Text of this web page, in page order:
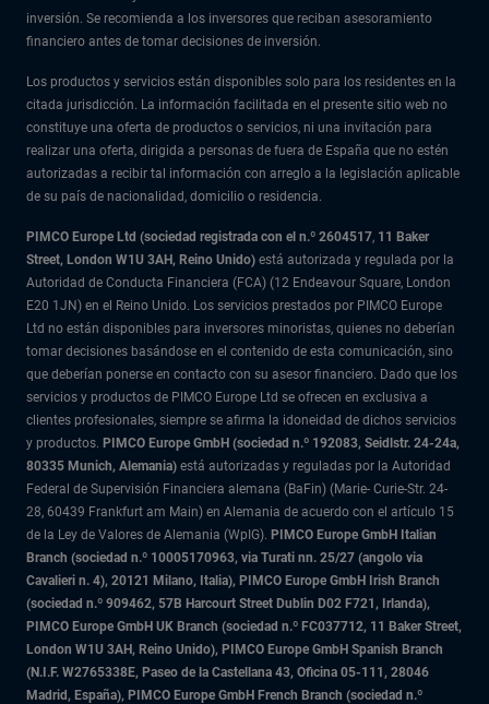
inversión. Se recomienda a los inversores que reciban asesoramiento
financiero antes de tomar decisiones de inversión.
Los productos y servicios están disponibles solo para los residentes en la
citada jurisdicción. La información facilitada en el presente sitio web no
constituye una oferta de productos o servicios, ni una invitación para
realizar una oferta, dirigida a personas de fuera de España que no estén
autorizadas a recibir tal información con arreglo a la legislación aplicable
de su país de nacionalidad, domicilio o residencia.
PIMCO Europe Ltd (sociedad registrada con el n.º 2604517, 11 Baker
Street, London W1U 3AH, Reino Unido) está autorizada y regulada por la
Autoridad de Conducta Financiera (FCA) (12 Endeavour Square, London
E20 1JN) en el Reino Unido. Los servicios prestados por PIMCO Europe
Ltd no están disponibles para inversores minoristas, quienes no deberían
tomar decisiones basándose en el contenido de esta comunicación, sino
que deberían ponerse en contacto con su asesor financiero. Dado que los
servicios y productos de PIMCO Europe Ltd se ofrecen en exclusiva a
clientes profesionales, siempre se afirma la idoneidad de dichos servicios
y productos. PIMCO Europe GmbH (sociedad n.º 192083, Seidlstr. 24-24a,
80335 Munich, Alemania) está autorizadas y reguladas por la Autoridad
Federal de Supervisión Financiera alemana (BaFin) (Marie- Curie-Str. 24-
28, 60439 Frankfurt am Main) en Alemania de acuerdo con el artículo 15
de la Ley de Valores de Alemania (WpIG). PIMCO Europe GmbH Italian
Branch (sociedad n.º 10005170963, via Turati nn. 25/27 (angolo via
Cavalieri n. 4), 20121 Milano, Italia), PIMCO Europe GmbH Irish Branch
(sociedad n.º 909462, 57B Harcourt Street Dublin D02 F721, Irlanda),
PIMCO Europe GmbH UK Branch (sociedad n.º FC037712, 11 Baker Street,
London W1U 3AH, Reino Unido), PIMCO Europe GmbH Spanish Branch
(N.I.F. W2765338E, Paseo de la Castellana 43, Oficina 05-111, 28046
Madrid, España), PIMCO Europe GmbH French Branch (sociedad n.º